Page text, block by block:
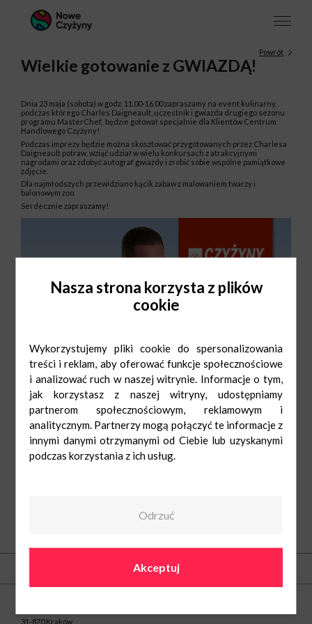
Powrót
Wielkie gotowanie z GWIAZDĄ!
Dnia 23 maja (sobota) w godz. 11.00-16.00 zapraszamy na event kulinarny,
podczas którego Charles Daigneault, uczestnik i gwiazda drugiego sezonu
programu MasterChef, będzie gotował specjalnie dla Klientów Centrum
Handlowego Czyżyny!
Podczas imprezy będzie można skosztować przygotowanych przez Charlesa
Daigneault potraw, wziąć udział w wielu konkursach z atrakcyjnymi
nagrodami oraz zdobyć autograf gwiazdy i zrobić sobie wspólne pamiątkowe
zdjęcie.
Dla najmłodszych przewidziano kącik zabaw z malowaniem twarzy i
balonowym zoo.
Serdecznie zapraszamy!
31-870 Kraków
Nasza strona korzysta z plików
cookie
Wykorzystujemy pliki cookie do spersonalizowania
treści i reklam, aby oferować funkcje społecznościowe
i analizować ruch w naszej witrynie. Informacje o tym,
jak korzystasz z naszej witryny, udostępniamy
partnerom społecznościowym, reklamowym i
analitycznym. Partnerzy mogą połączyć te informacje z
innymi danymi otrzymanymi od Ciebie lub uzyskanymi
podczas korzystania z ich usług.
Odrzuć
Akceptuj